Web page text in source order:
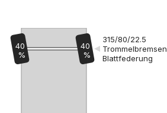
40
%
40
%
315/80/22.5
Trommelbremsen
Blattfederung